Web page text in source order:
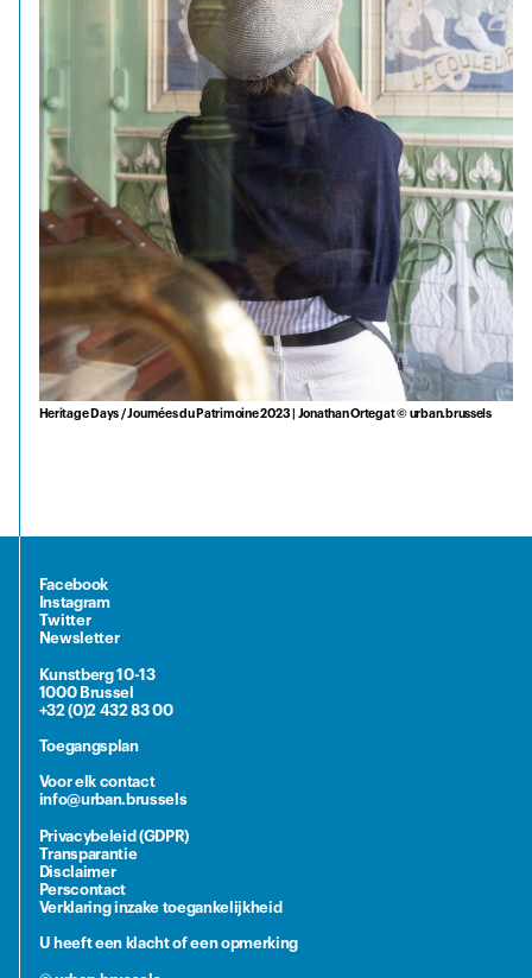
Heritage Days / Journées du Patrimoine 2023 | Jonathan Ortegat © urban.brussels
Facebook
Instagram
Twitter
Newsletter
Kunstberg 10-13
1000 Brussel
+32 (0)2 432 83 00
Toegangsplan
Voor elk contact
info@urban.brussels
Privacybeleid (GDPR)
Transparantie
Disclaimer
Perscontact
Verklaring inzake toegankelijkheid
U heeft een klacht of een opmerking